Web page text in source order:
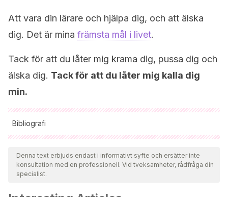
Att vara din lärare och hjälpa dig, och att älska
dig. Det är mina främsta mål i livet.
Tack för att du låter mig krama dig, pussa dig och
älska dig. Tack för att du låter mig kalla dig
min.
Bibliografi
Samtliga citerade källor har granskats noggrant av vårt team
för att säkerställa deras kvalitet, tillförlitlighet, aktualitet och
giltighet. Bibliografin för denna artikel ansågs vara tillförlitlig
Denna text erbjuds endast i informativt syfte och ersätter inte
konsultation med en professionell. Vid tveksamheter, rådfråga din
specialist.